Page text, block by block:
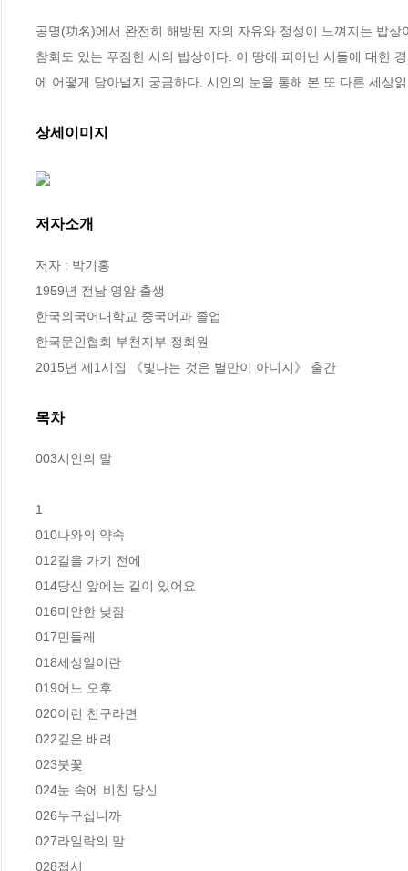
공명(功名)에서 완전히 해방된 자의 자유와 정성이 느껴지는 밥
참회도 있는 푸짐한 시의 밥상이다. 이 땅에 피어난 시들에 대한
에 어떻게 담아낼지 궁금하다. 시인의 눈을 통해 본 또 다른 세상
상세이미지
저자소개
저자 : 박기홍
1959년 전남 영암 출생
한국외국어대학교 중국어과 졸업
한국문인협회 부천지부 정회원
2015년 제1시집 《빛나는 것은 별만이 아니지》 출간
목차
003시인의 말
1
010나와의 약속
012길을 가기 전에
014당신 앞에는 길이 있어요
016미안한 낮잠
017민들레
018세상일이란
019어느 오후
020이런 친구라면
022깊은 배려
023붓꽃
024눈 속에 비친 당신
026누구십니까
027라일락의 말
028접시